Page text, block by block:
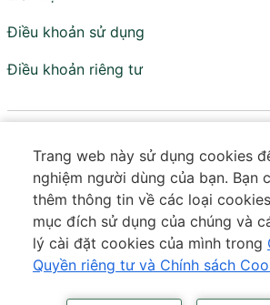
Trang web này sử dụng cookies
nghiệm người dùng của bạn. Bạn
thêm thông tin về các loại
mục đích sử dụng của chúng và
lý cài đặt cookies của mình trong
Quyền riêng tư và Chính sách
Điều khoản sử dụng
Điều khoản riêng tư
Truyền thông -
Đơn vị trực thuộc Hội Truyền
Tầng 18 - Tòa VTC Online - Số 18
- Hà Nội
Số điện thoại:0373 643 601